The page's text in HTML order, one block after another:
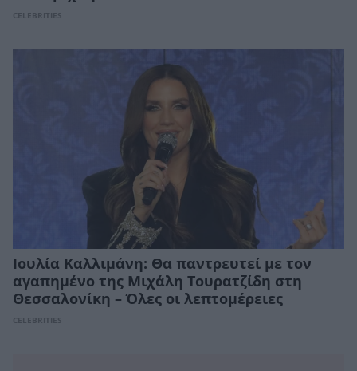
CELEBRITIES
Ιουλία Καλλιμάνη: Θα παντρευτεί με τον
αγαπημένο της Μιχάλη Τουρατζίδη στη
Θεσσαλονίκη – Όλες οι λεπτομέρειες
CELEBRITIES